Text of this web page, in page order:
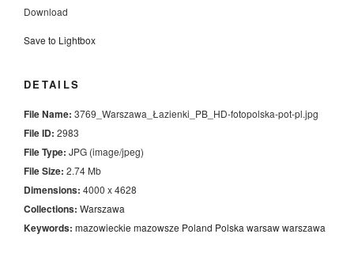
Download
Save to Lightbox
DETAILS
File Name: 3769_Warszawa_Łazienki_PB_HD-fotopolska-pot-pl.jpg
File ID: 2983
File Type: JPG (image/jpeg)
File Size: 2.74 Mb
Dimensions: 4000 x 4628
Collections: Warszawa
Keywords: mazowieckie mazowsze Poland Polska warsawwarszawa